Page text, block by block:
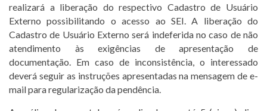
realizará a liberação do respectivo Cadastro de Usuário
Externo possibilitando o acesso ao SEI. A liberação do
Cadastro de Usuário Externo será indeferida no caso de não
atendimento às exigências de apresentação de
documentação. Em caso de inconsistência, o interessado
deverá seguir as instruções apresentadas na mensagem de e-
mail para regularização da pendência.